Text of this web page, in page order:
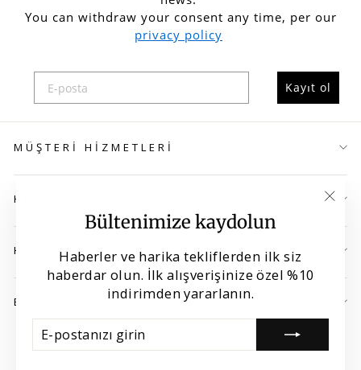
Bültenimize kaydolun
Haberler ve harika tekliflerden ilk siz
haberdar olun. İlk alışverişinize özel %10
indirimden yararlanın.
POSTANIZI
GIRIN
OL
You can withdraw your consent any time, per our
privacy policy
Kayıt ol
MÜŞTERI HIZMETLERI
HESAP
HAKKIMIZDA
BİZİ TAKİP EDİN
Dil
Türkçe